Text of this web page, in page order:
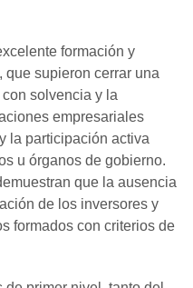
formación y
que supieron cerrar una
solvencia y la
empresariales
la participación activa
u órganos de gobierno.
que la ausencia
de los inversores y
formados con criterios de